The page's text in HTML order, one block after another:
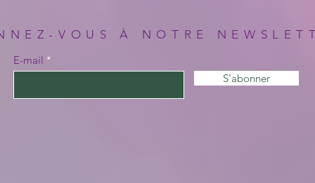
VOUS À NOTRE
E-mail
S'abonner